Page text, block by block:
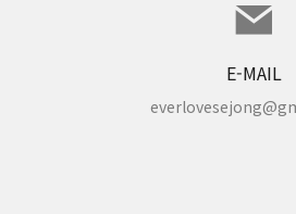
② 이용자는 이용신청 시 기재한
E-MAIL